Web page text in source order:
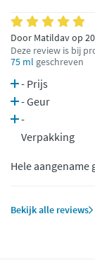
Door Matildav op
Deze review is bij
75 ml geschreven
- Prijs
- Geur
-
Verpakking
Hele
Bekijk alle reviews